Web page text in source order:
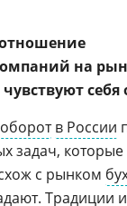
на
в России
задач,
с рынком
Традиции